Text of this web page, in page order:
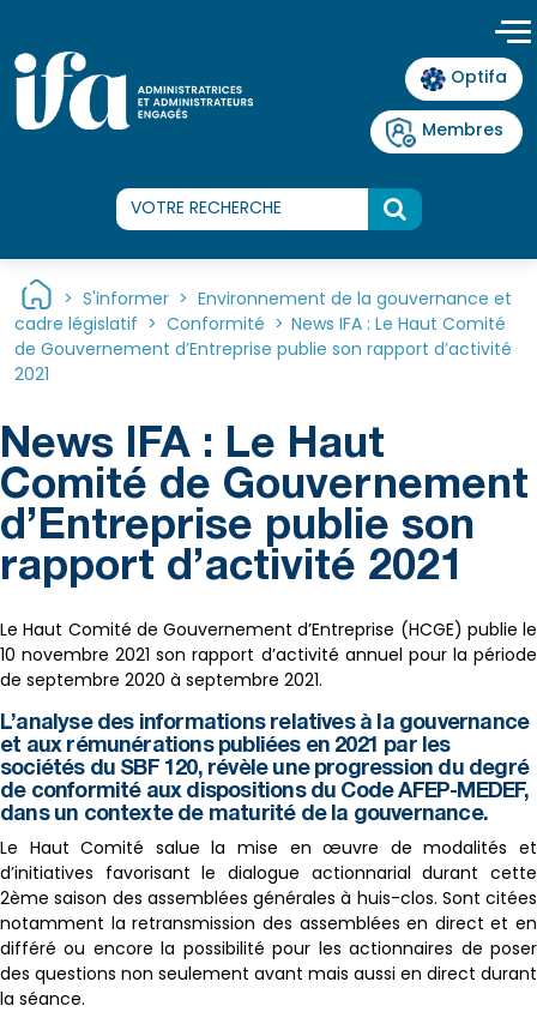
Optifa
Membres
> S'informer > Environnement de la gouvernance et
cadre législatif > Conformité > News IFA : Le Haut Comité
de Gouvernement d’Entreprise publie son rapport d’activité
2021
News IFA : Le Haut
Comité de Gouvernement
d’Entreprise publie son
rapport d’activité 2021
Le Haut Comité de Gouvernement d’Entreprise (HCGE) publie le
10 novembre 2021 son rapport d’activité annuel pour la période
de septembre 2020 à septembre 2021.
L’analyse des informations relatives à la gouvernance
et aux rémunérations publiées en 2021 par les
sociétés du SBF 120, révèle une progression du degré
de conformité aux dispositions du Code AFEP-MEDEF,
dans un contexte de maturité de la gouvernance.
Le Haut Comité salue la mise en œuvre de modalités et
d’initiatives favorisant le dialogue actionnarial durant cette
2ème saison des assemblées générales à huis-clos. Sont citées
notamment la retransmission des assemblées en direct et en
différé ou encore la possibilité pour les actionnaires de poser
des questions non seulement avant mais aussi en direct durant
la séance.